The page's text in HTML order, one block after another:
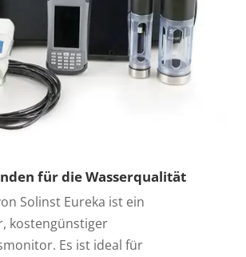
für die Wasserqualität
Solinst Eureka ist ein
kostengünstiger
Es ist ideal für